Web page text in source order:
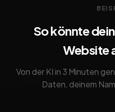
So könnte
Website
Von der KI in 3 Minuten
Daten, deinem